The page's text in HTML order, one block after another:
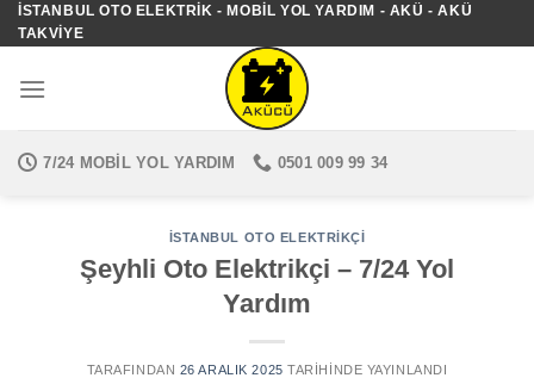
İçeriğe
atla
İSTANBUL OTO ELEKTRIK - MOBIL YOL YARDIM - AKÜ - AKÜ
TAKVIYE
7/24 MOBIL YOL YARDIM 0501 009 99 34
İSTANBUL OTO ELEKTRIKÇI
Şeyhli Oto Elektrikçi – 7/24 Yol
Yardım
TARAFINDAN 26 ARALIK 2025 TARIHINDE YAYINLANDI